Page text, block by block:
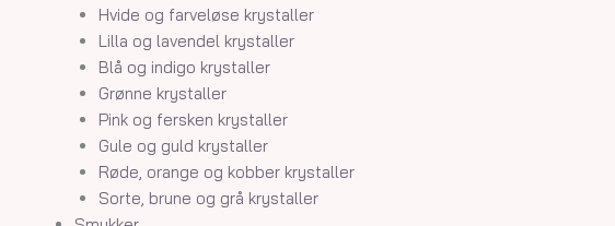
Hvide og farveløse krystaller
Lilla og lavendel krystaller
Blå og indigo krystaller
Grønne krystaller
Pink og fersken krystaller
Gule og guld krystaller
Røde, orange og kobber krystaller
Sorte, brune og grå krystaller